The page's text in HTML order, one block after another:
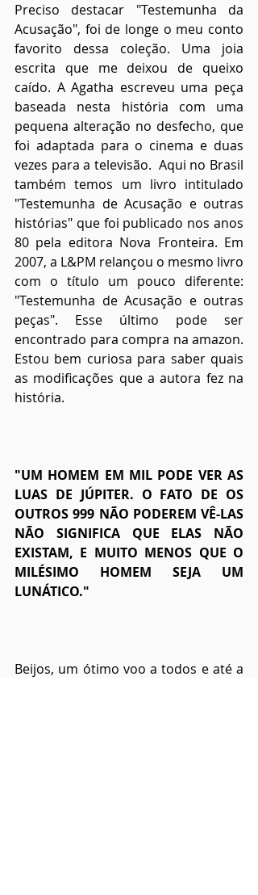
Preciso destacar "Testemunha da
Acusação", foi de longe o meu conto
favorito dessa coleção. Uma joia
escrita que me deixou de queixo
caído. A Agatha escreveu uma peça
baseada nesta história com uma
pequena alteração no desfecho, que
foi adaptada para o cinema e duas
vezes para a televisão.  Aqui no Brasil
também temos um livro intitulado
"Testemunha de Acusação e outras
histórias" que foi publicado nos anos
80 pela editora Nova Fronteira. Em
2007, a L&PM relançou o mesmo livro
com o título um pouco diferente:
"Testemunha de Acusação e outras
peças". Esse último pode ser
encontrado para compra na amazon.
Estou bem curiosa para saber quais
as modificações que a autora fez na
história.
"UM HOMEM EM MIL PODE VER AS
LUAS DE JÚPITER. O FATO DE OS
OUTROS 999 NÃO PODEREM VÊ-LAS
NÃO SIGNIFICA QUE ELAS NÃO
EXISTAM, E MUITO MENOS QUE O
MILÉSIMO HOMEM SEJA UM
LUNÁTICO."
Beijos, um ótimo voo a todos e até a